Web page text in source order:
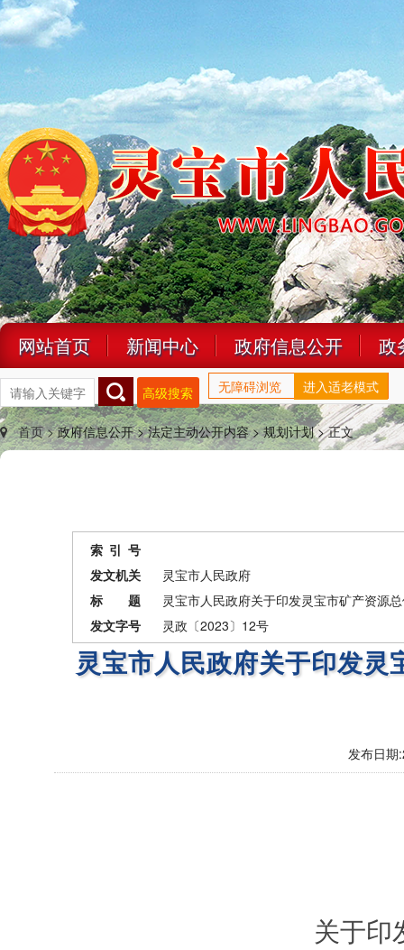
网站首页 新闻中心 政府信息公开 政
高级搜索 无障碍浏览 进入适老模式
首页 >政府信息公开 >法定主动公开内容 >规划计划 >正文
索 引 号
发文机关
灵宝市人民政府
标 题
灵宝市人民政府关于印发灵宝市矿产资源
发文字号
灵政〔2023〕12号
灵宝市人民政府关于印发
发布日期:
关于印